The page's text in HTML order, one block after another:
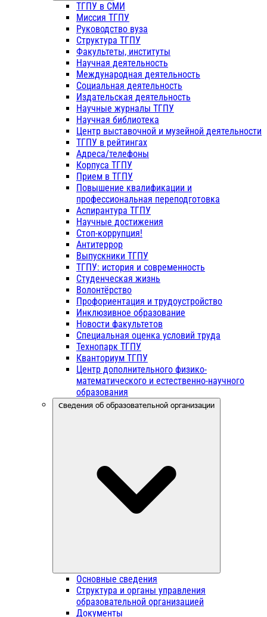
ТГПУ в СМИ
Миссия ТГПУ
Руководство вуза
Структура ТГПУ
Факультеты, институты
Научная деятельность
Международная деятельность
Социальная деятельность
Издательская деятельность
Научные журналы ТГПУ
Научная библиотека
Центр выставочной и музейной деятельности
ТГПУ в рейтингах
Адреса/телефоны
Корпуса ТГПУ
Прием в ТГПУ
Повышение квалификации и
профессиональная переподготовка
Аспирантура ТГПУ
Научные достижения
Стоп-коррупция!
Антитеррор
Выпускники ТГПУ
ТГПУ: история и современность
Студенческая жизнь
Волонтёрство
Профориентация и трудоустройство
Инклюзивное образование
Новости факультетов
Специальная оценка условий труда
Технопарк ТГПУ
Кванториум ТГПУ
Центр дополнительного физико-
математического и естественно-научного
образования
Сведения об образовательной организации
Основные сведения
Структура и органы управления
образовательной организацией
Документы